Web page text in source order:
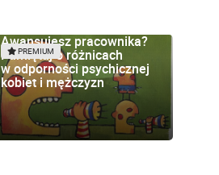
Awansujesz pracownika?
Pamiętaj o różnicach
w odporności psychicznej
kobiet i mężczyzn
PREMIUM